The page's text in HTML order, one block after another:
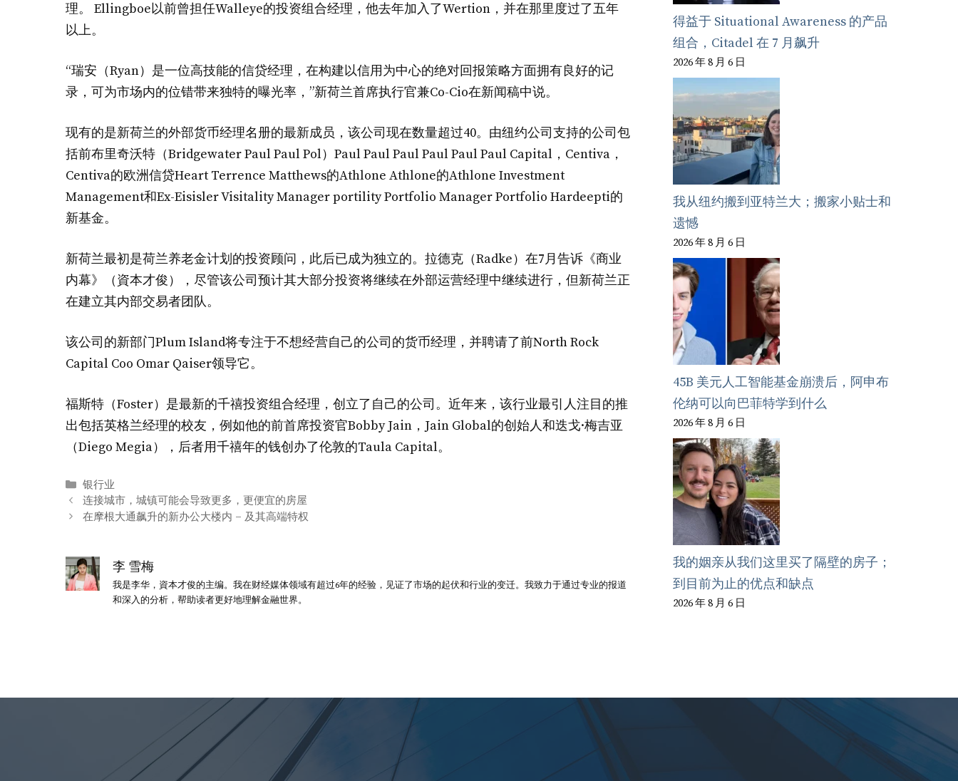
理。 Ellingboe以前曾担任Walleye的投资组合经理，他去年加入了Wertion，并在那里度过了五年
以上。
“瑞安（Ryan）是一位高技能的信贷经理，在构建以信用为中心的绝对回报策略方面拥有良好的记
录，可为市场内的位错带来独特的曝光率，”新荷兰首席执行官兼Co-Cio在新闻稿中说。
现有的是新荷兰的外部货币经理名册的最新成员，该公司现在数量超过40。由纽约公司支持的公司包
括前布里奇沃特（Bridgewater Paul Paul Pol）Paul Paul Paul Paul Paul Paul Capital，Centiva，
Centiva的欧洲信贷Heart Terrence Matthews的Athlone Athlone的Athlone Investment
Management和Ex-Eisisler Visitality Manager portility Portfolio Manager Portfolio Hardeepti的
新基金。
新荷兰最初是荷兰养老金计划的投资顾问，此后已成为独立的。拉德克（Radke）在7月告诉《商业
内幕》（資本才俊），尽管该公司预计其大部分投资将继续在外部运营经理中继续进行，但新荷兰正
在建立其内部交易者团队。
该公司的新部门Plum Island将专注于不想经营自己的公司的货币经理，并聘请了前North Rock
Capital Coo Omar Qaiser领导它。
福斯特（Foster）是最新的千禧投资组合经理，创立了自己的公司。近年来，该行业最引人注目的推
出包括英格兰经理的校友，例如他的前首席投资官Bobby Jain，Jain Global的创始人和迭戈·梅吉亚
（Diego Megia），后者用千禧年的钱创办了伦敦的Taula Capital。
分
类
银行业
连接城市，城镇可能会导致更多，更便宜的房屋
在摩根大通飙升的新办公大楼内 – 及其高端特权
李 雪梅
我是李华，資本才俊的主编。我在财经媒体领域有超过6年的经验，见证了市场的起伏和行业的变迁。我致力于通过专业的报道
和深入的分析，帮助读者更好地理解金融世界。
得益于 Situational Awareness 的产品
组合，Citadel 在 7 月飙升
2026 年 8 月 6 日
我从纽约搬到亚特兰大；搬家小贴士和
遗憾
2026 年 8 月 6 日
45B 美元人工智能基金崩溃后，阿申布
伦纳可以向巴菲特学到什么
2026 年 8 月 6 日
我的姻亲从我们这里买了隔壁的房子；
到目前为止的优点和缺点
2026 年 8 月 6 日